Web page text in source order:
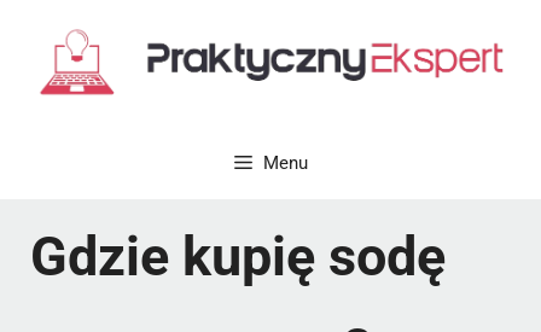
Menu
Gdzie kupię sodę